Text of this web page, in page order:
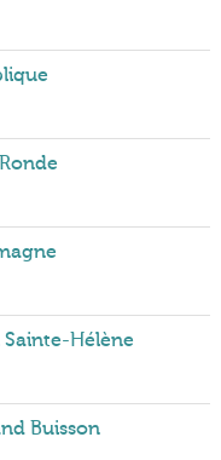
Hélène
Buisson